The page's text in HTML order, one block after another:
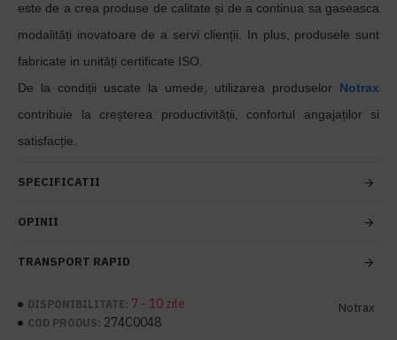
este de a crea produse de calitate și de a continua sa gaseasca
modalități inovatoare de a servi clienții. In plus, produsele sunt
fabricate in unități certificate ISO.
De la condiții uscate la umede, utilizarea produselor Notrax
contribuie la creșterea productivității, confortul angajaților si
satisfacție.
SPECIFICATII
OPINII
TRANSPORT RAPID
DISPONIBILITATE: 7 - 10 zile
COD PRODUS: 274C0048
Notrax